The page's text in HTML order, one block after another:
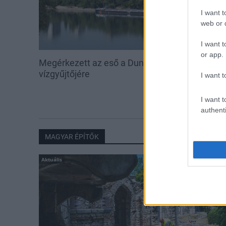
I want
web or
I want
or app.
I want
I want
Megérkezett az eső a Duna
vízgyűjtőjére
feltöltésével
erdőkben
MAGYAR ÉPÍTŐK
Aktuális